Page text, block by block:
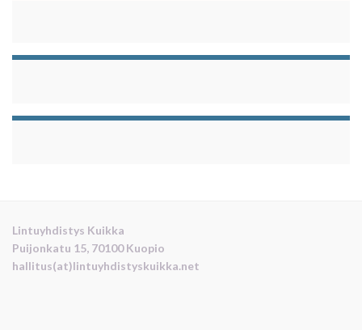
Lintuyhdistys Kuikka
Puijonkatu 15, 70100 Kuopio
hallitus(at)lintuyhdistyskuikka.net